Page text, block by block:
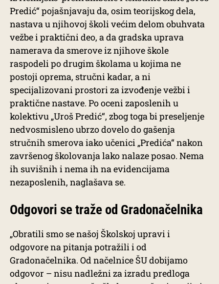
Predić“ pojašnjavaju da, osim teorijskog dela,
nastava u njihovoj školi većim delom obuhvata
vežbe i praktični deo, a da gradska uprava
namerava da smerove iz njihove škole
raspodeli po drugim školama u kojima ne
postoji oprema, stručni kadar, a ni
specijalizovani prostori za izvođenje vežbi i
praktične nastave. Po oceni zaposlenih u
kolektivu „Uroš Predić“, zbog toga bi preseljenje
nedvosmisleno ubrzo dovelo do gašenja
stručnih smerova iako učenici „Predića“ nakon
završenog školovanja lako nalaze posao. Nema
ih suvišnih i nema ih na evidencijama
nezaposlenih, naglašava se.
Odgovori se traže od Gradonačelnika
„Obratili smo se našoj Školskoj upravi i
odgovore na pitanja potražili i od
Gradonačelnika. Od načelnice ŠU dobijamo
odgovor – nisu nadležni za izradu predloga